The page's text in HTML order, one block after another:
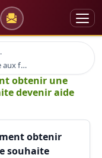
Bourse et aide aux formations
obtenir une
devenir aide
obtenir
souhaite